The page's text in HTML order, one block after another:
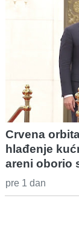
Crvena
hlađenje
areni oborio
pre 1 dan